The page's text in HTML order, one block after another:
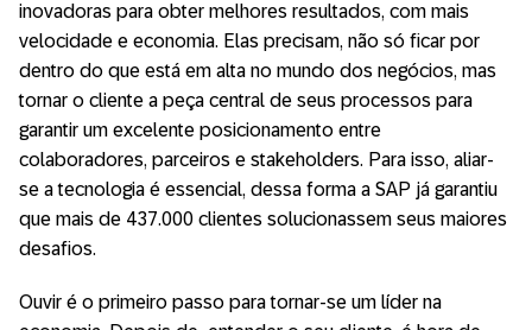
inovadoras para obter melhores resultados, com mais
velocidade e economia. Elas precisam, não só ficar por
dentro do que está em alta no mundo dos negócios, mas
tornar o cliente a peça central de seus processos para
garantir um excelente posicionamento entre
colaboradores, parceiros e stakeholders. Para isso, aliar-
se a tecnologia é essencial, dessa forma a SAP já garantiu
que mais de 437.000 clientes solucionassem seus maiores
desafios.
Ouvir é o primeiro passo para tornar-se um líder na